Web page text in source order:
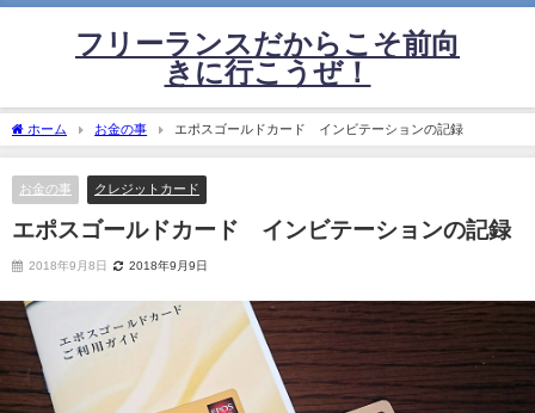
フリーランスだからこそ前向
きに行こうぜ！
ホーム お金の事 エポスゴールドカード インビテーションの記録
お金の事 クレジットカード
エポスゴールドカード インビテーションの記録
2018年9月8日 2018年9月9日